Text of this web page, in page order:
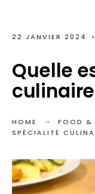
22 JANVIER 2024 •
Quelle
culinaire
HOME FOOD &
SPÉCIALITÉ